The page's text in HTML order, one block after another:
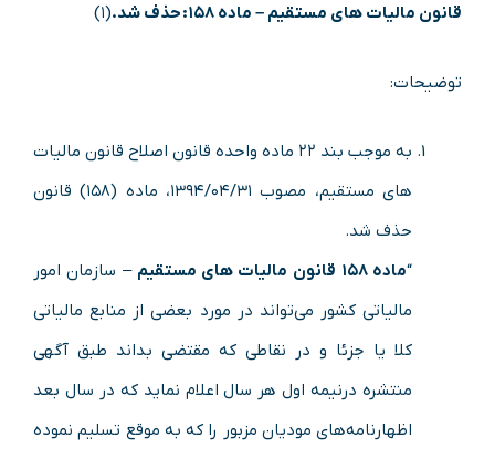
قانون مالیات های مستقیم – ماده ۱۵۸: حذف شد.(۱)
توضیحات:
به موجب بند ۲۲ ماده واحده قانون اصلاح قانون مالیات
های مستقیم، مصوب ۱۳۹۴/۰۴/۳۱، ماده (۱۵۸) قانون
حذف شد.
“ماده۱۵۸ قانون مالیات های مستقیم – ‌سازمان امور
مالیاتی کشور می‌تواند در مورد بعضی از منابع مالیاتی
کلا یا جزئا و در نقاطی که مقتضی بداند طبق آگهی
منتشره در‌نیمه اول هر سال اعلام نماید که در سال بعد
اظهارنامه‌های مودیان مزبور را که به موقع تسلیم نموده